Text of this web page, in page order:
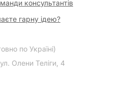
консультантів
гарну ідею?
по Україні)
Олени Теліги, 4